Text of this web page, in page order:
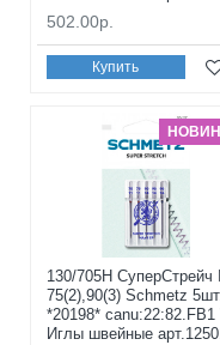
502.00р.
Купить
130/705H
75(2),90(3) Schmetz
*20198* canu:22:82.FB1
Иглы швейные